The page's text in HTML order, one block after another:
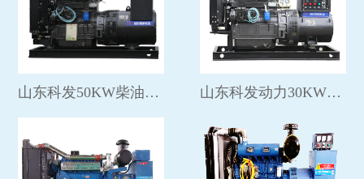
山东科发50KW柴油发电机组 山东科发动力30KW柴油发电组